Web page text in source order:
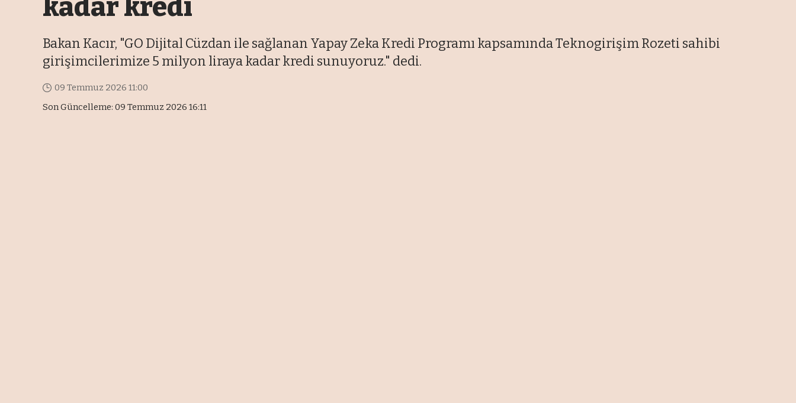
kadar kredi
Bakan Kacır, "GO Dijital Cüzdan ile sağlanan Yapay Zeka Kredi Programı kapsamında Teknogirişim Rozeti sahibi
girişimcilerimize 5 milyon liraya kadar kredi sunuyoruz." dedi.
Son Güncelleme: 09 Temmuz 2026 16:11
09 Temmuz 2026 11:00